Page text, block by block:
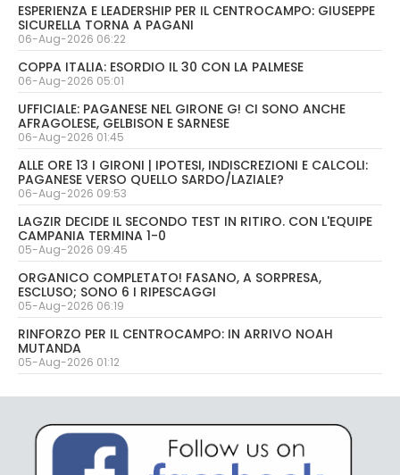
ESPERIENZA E LEADERSHIP PER IL CENTROCAMPO: GIUSEPPE
SICURELLA TORNA A PAGANI
06-Aug-2026 06:22
COPPA ITALIA: ESORDIO IL 30 CON LA PALMESE
06-Aug-2026 05:01
UFFICIALE: PAGANESE NEL GIRONE G! CI SONO ANCHE
AFRAGOLESE, GELBISON E SARNESE
06-Aug-2026 01:45
ALLE ORE 13 I GIRONI | IPOTESI, INDISCREZIONI E CALCOLI:
PAGANESE VERSO QUELLO SARDO/LAZIALE?
06-Aug-2026 09:53
LAGZIR DECIDE IL SECONDO TEST IN RITIRO. CON L'EQUIPE
CAMPANIA TERMINA 1-0
05-Aug-2026 09:45
ORGANICO COMPLETATO! FASANO, A SORPRESA,
ESCLUSO; SONO 6 I RIPESCAGGI
05-Aug-2026 06:19
RINFORZO PER IL CENTROCAMPO: IN ARRIVO NOAH
MUTANDA
05-Aug-2026 01:12